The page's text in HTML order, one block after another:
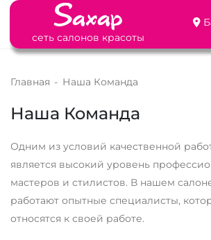
сеть салонов красоты
Главная - Наша Команда
Наша Команда
Одним из условий качественной
является высокий уровень
мастеров и стилистов. В нашем
работают опытные специалисты,
относятся к своей работе.